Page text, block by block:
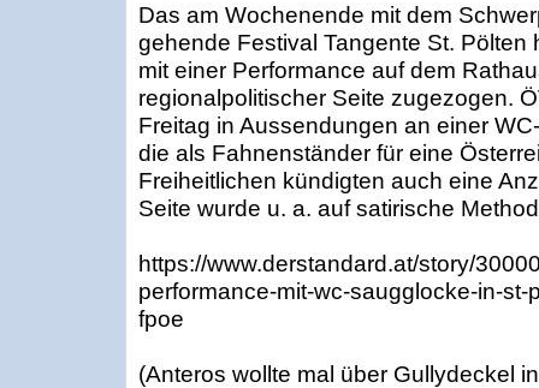
Das am Wochenende mit dem
gehende Festival Tangente St. Pölten
mit einer Performance auf dem
regionalpolitischer Seite zugezogen.
Freitag in Aussendungen an einer
die als Fahnenständer für eine
Freiheitlichen kündigten auch eine
Seite wurde u. a. auf satirische
https://www.derstandard.at/story/
performance-mit-wc-saugglocke-in-
fpoe
(Anteros wollte mal über Gullydeckel